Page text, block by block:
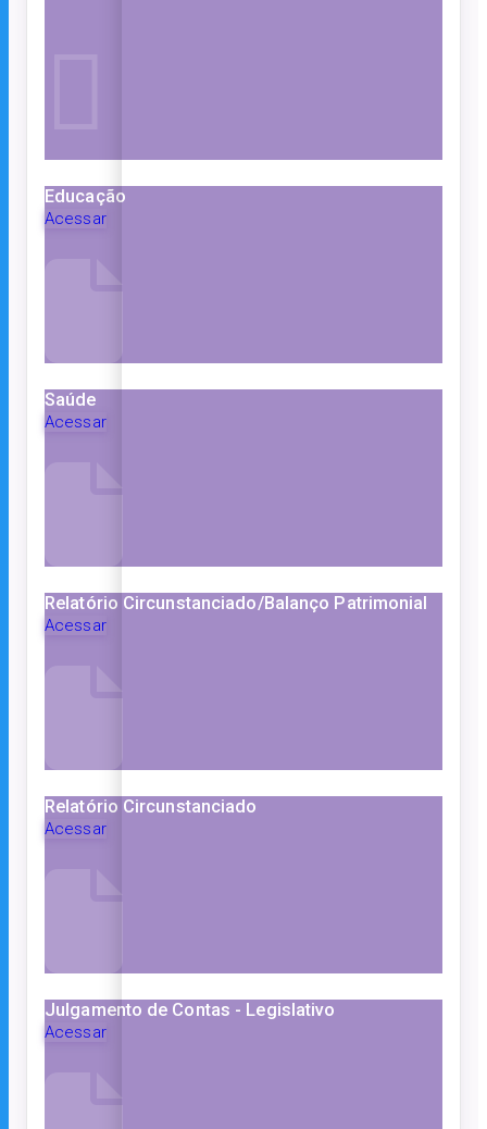
Educação
Acessar
Saúde
Acessar
Relatório Circunstanciado/Balanço Patrimonial
Acessar
Relatório Circunstanciado
Acessar
Julgamento de Contas - Legislativo
Acessar